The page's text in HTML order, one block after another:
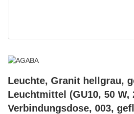
Leuchte, Granit hellgrau,
Leuchtmittel (GU10, 50 W,
Verbindungsdose, 003,